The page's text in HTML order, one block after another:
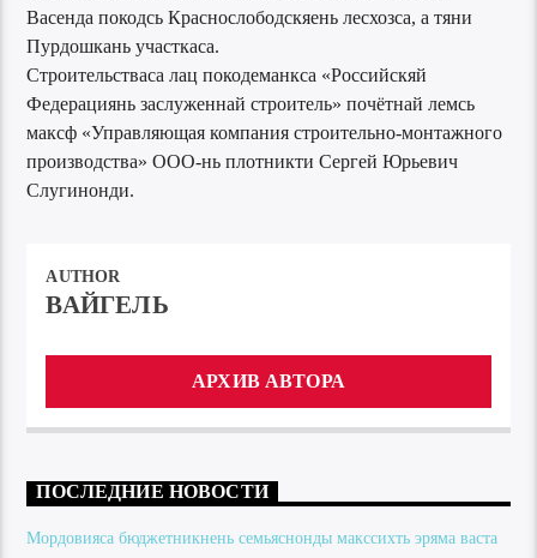
Васенда покодсь Краснослободскяень лесхозса, а тяни
Пурдошкань участкаса.
Строительстваса лац покодеманкса «Российскяй
Федерациянь заслуженнай строитель» почётнай лемсь
максф «Управляющая компания строительно-монтажного
производства» ООО-нь плотникти Сергей Юрьевич
Слугинонди.
AUTHOR
ВАЙГЕЛЬ
АРХИВ АВТОРА
ПОСЛЕДНИЕ НОВОСТИ
Мордовияса бюджетникнень семьяснонды макссихть эряма васта